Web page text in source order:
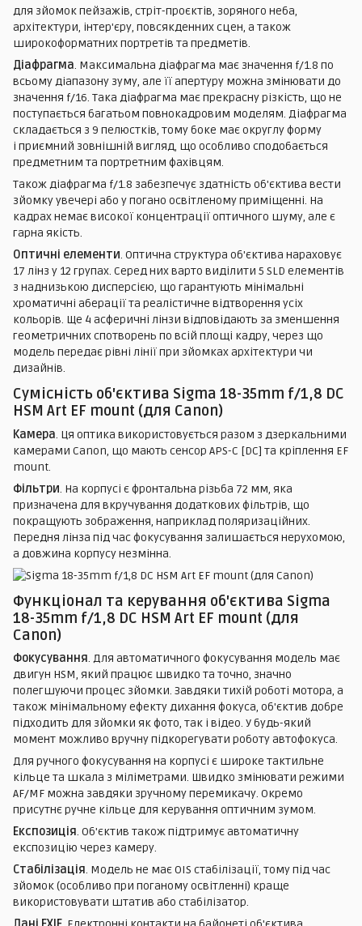
для зйомок пейзажів, стріт-проєктів, зоряного неба,
архітектури, інтер'єру, повсякденних сцен, а також
широкоформатних портретів та предметів.
Діафрагма. Максимальна діафрагма має значення f/1.8 по
всьому діапазону зуму, але її апертуру можна змінювати до
значення f/16. Така діафрагма має прекрасну різкість, що не
поступається багатьом повнокадровим моделям. Діафрагма
складається з 9 пелюстків, тому боке має округлу форму
і приємний зовнішній вигляд, що особливо сподобається
предметним та портретним фахівцям.
Також діафрагма f/1.8 забезпечує здатність об'єктива вести
зйомку увечері або у погано освітленому приміщенні. На
кадрах немає високої концентрації оптичного шуму, але є
гарна якість.
Оптичні елементи. Оптична структура об'єктива нараховує
17 лінз у 12 групах. Серед них варто виділити 5 SLD елементів
з наднизькою дисперсією, що гарантують мінімальні
хроматичні аберації та реалістичне відтворення усіх
кольорів. Ще 4 асферичні лінзи відповідають за зменшення
геометричних спотворень по всій площі кадру, через що
модель передає рівні лінії при зйомках архітектури чи
дизайнів.
Сумісність об'єктива Sigma 18-35mm f/1,8 DC
HSM Art EF mount (для Canon)
Камера. Ця оптика використовується разом з дзеркальними
камерами Canon, що мають сенсор APS-C [DC] та кріплення EF
mount.
Фільтри. На корпусі є фронтальна різьба 72 мм, яка
призначена для вкручування додаткових фільтрів, що
покращують зображення, наприклад поляризаційних.
Передня лінза під час фокусування залишається нерухомою,
а довжина корпусу незмінна.
Функціонал та керування об'єктива Sigma
18-35mm f/1,8 DC HSM Art EF mount (для
Canon)
Фокусування. Для автоматичного фокусування модель має
двигун HSM, який працює швидко та точно, значно
полегшуючи процес зйомки. Завдяки тихій роботі мотора, а
також мінімальному ефекту дихання фокуса, об'єктив добре
підходить для зйомки як фото, так і відео. У будь-який
момент можливо вручну підкорегувати роботу автофокуса.
Для ручного фокусування на корпусі є широке тактильне
кільце та шкала з міліметрами. Швидко змінювати режими
AF/MF можна завдяки зручному перемикачу. Окремо
присутнє ручне кільце для керування оптичним зумом.
Експозиція. Об'єктив також підтримує автоматичну
експозицію через камеру.
Стабілізація. Модель не має OIS стабілізації, тому під час
зйомок (особливо при поганому освітленні) краще
використовувати штатив або стабілізатор.